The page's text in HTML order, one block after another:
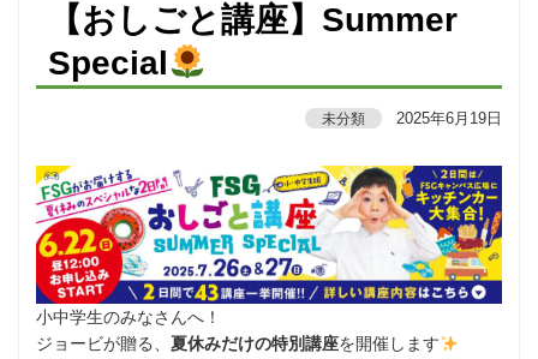
【おしごと講座】Summer
Special
未分類 2025年6月19日
小中学生のみなさんへ！
ジョービが贈る、 夏休みだけの特別講座を開催します